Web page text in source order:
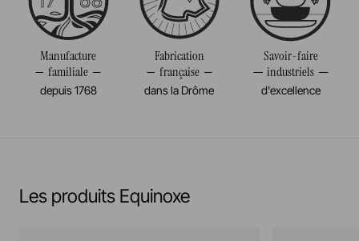
Résiste au congélateur et aux chocs thermiques
(-20°c)
Pas de cuisson à la flamme, ni gaz, ni électrique
Poids 0,330KG
Manufacture
familiale
depuis 1768
Fabrication
française
dans la Drôme
Savoir-faire
industriels
d'excellence
Les produits Equinoxe